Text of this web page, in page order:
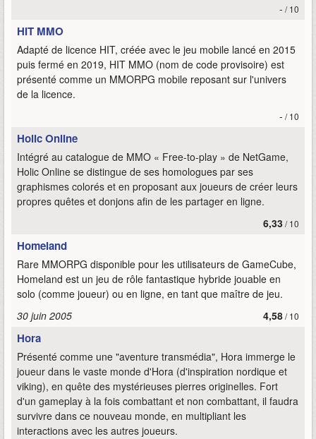
- / 10
HIT MMO
Adapté de licence HIT, créée avec le jeu mobile lancé en 2015
puis fermé en 2019, HIT MMO (nom de code provisoire) est
présenté comme un MMORPG mobile reposant sur l'univers
de la licence.
- / 10
Holic Online
Intégré au catalogue de MMO « Free-to-play » de NetGame,
Holic Online se distingue de ses homologues par ses
graphismes colorés et en proposant aux joueurs de créer leurs
propres quêtes et donjons afin de les partager en ligne.
6,33/ 10
Homeland
Rare MMORPG disponible pour les utilisateurs de GameCube,
Homeland est un jeu de rôle fantastique hybride jouable en
solo (comme joueur) ou en ligne, en tant que maître de jeu.
30 juin 2005
4,58/ 10
Hora
Présenté comme une "aventure transmédia", Hora immerge le
joueur dans le vaste monde d'Hora (d'inspiration nordique et
viking), en quête des mystérieuses pierres originelles. Fort
d'un gameplay à la fois combattant et non combattant, il faudra
survivre dans ce nouveau monde, en multipliant les
interactions avec les autres joueurs.